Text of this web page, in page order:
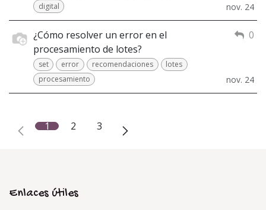
digital
nov. 24
¿Cómo resolver un error en el
procesamiento de lotes?
set error recomendaciones
lotes
procesamiento
0
nov. 24
1 2 3
Enlaces útiles